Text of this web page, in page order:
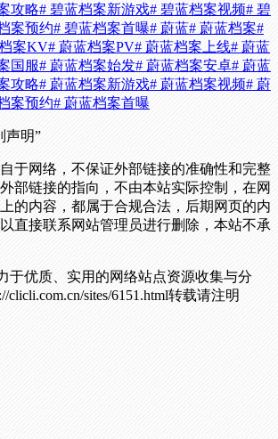
攻略# 碧蓝档案新游戏# 碧蓝档案视频# 碧
案预约# 碧蓝档案首曝# 蔚蓝# 蔚蓝档案#
案KV# 蔚蓝档案PV# 蔚蓝档案上线# 蔚蓝
国服# 蔚蓝档案始发# 蔚蓝档案安卓# 蔚蓝
攻略# 蔚蓝档案新游戏# 蔚蓝档案视频# 蔚
案预约# 蔚蓝档案首曝
声明”
于网络，不保证外部链接的准确性和完整
部链接的指向，不由本站实际控制，在网
的内容，都属于合规合法，后期网页的内
直接联系网站管理员进行删除，本站不承
于优质、实用的网络站点资源收集与分
clicli.com.cn/sites/6151.html转载请注明